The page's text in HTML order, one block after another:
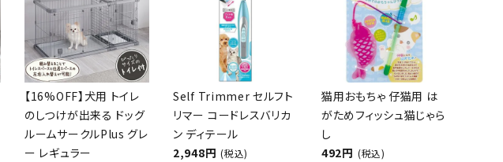
【16%OFF】犬用 トイレ
のしつけが出来る ドッグ
ルームサークルPlus グレ
ー レギュラー
Self Trimmer セルフト
リマー コードレスバリカ
ン ディテール
2,948円 (税込)
猫用おもちゃ 仔猫用 は
がためフィッシュ猫じゃら
し
492円 (税込)